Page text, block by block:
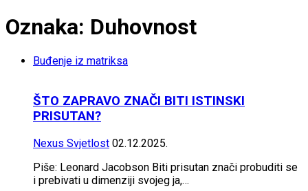
Oznaka: Duhovnost
Buđenje iz matriksa
ŠTO ZAPRAVO ZNAČI BITI ISTINSKI
PRISUTAN?
Nexus Svjetlost 02.12.2025.
Piše: Leonard Jacobson Biti prisutan znači probuditi se
i prebivati u dimenziji svojeg ja,…